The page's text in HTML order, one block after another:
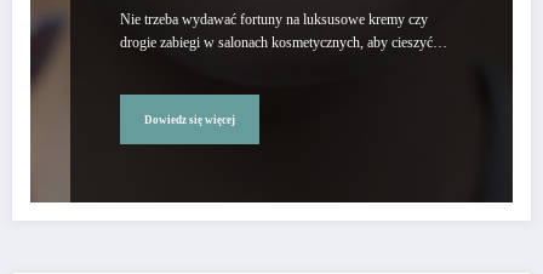
Nie trzeba wydawać fortuny na luksusowe kremy czy
drogie zabiegi w salonach kosmetycznych, aby cieszyć…
Dowiedz się więcej